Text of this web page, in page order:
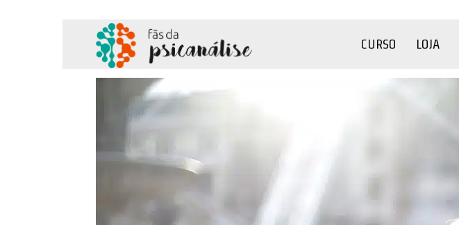
CURSO LOJA